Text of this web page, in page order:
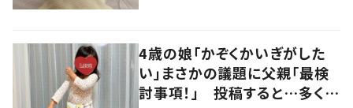
4歳の娘「かぞくかいぎがした
い」まさかの議題に父親「最検
討事項！」 投稿すると…多くの